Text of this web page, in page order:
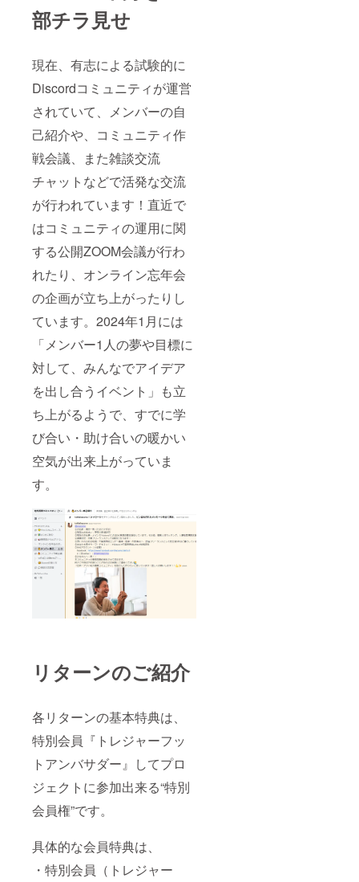
部チラ見せ
現在、有志による試験的に
Discordコミュニティが運営
されていて、メンバーの自
己紹介や、コミュニティ作
戦会議、また雑談交流
チャットなどで活発な交流
が行われています！直近で
はコミュニティの運用に関
する公開ZOOM会議が行わ
れたり、オンライン忘年会
の企画が立ち上がったりし
ています。2024年1月には
「メンバー1人の夢や目標に
対して、みんなでアイデア
を出し合うイベント」も立
ち上がるようで、すでに学
び合い・助け合いの暖かい
空気が出来上がっていま
す。
リターンのご紹介
各リターンの基本特典は、
特別会員『トレジャーフッ
トアンバサダー』してプロ
ジェクトに参加出来る“特別
会員権”です。
具体的な会員特典は、
・特別会員（トレジャー